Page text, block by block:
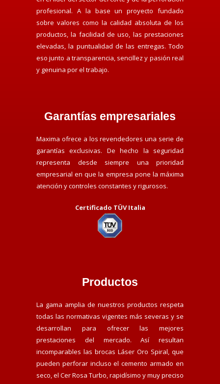
profesional. A la base un proyecto fundado
sobre valores como la calidad absoluta de los
productos, la facilidad de uso, las prestaciones
elevadas, la puntualidad de las entregas. Todo
eso junto a transparencia, sencillez y pasión real
y genuina por el trabajo.
Garantías empresariales
Maxima ofrece a los revendedores una serie de
garantías exclusivas. De hecho la seguridad
representa desde siempre una prioridad
empresarial en que la empresa pone la máxima
atención y controles constantes y rigurosos.
Certificado TÜV Italia
Productos
La gama amplia de nuestros productos respeta
todas las normativas vigentes más severas y se
desarrollan para ofrecer las mejores
prestaciones del mercado. Así resultan
incomparables las brocas Láser Oro Spiral, que
pueden perforar incluso el cemento armado en
seco, el Cer Rosa Turbo, rapidísimo y muy preciso